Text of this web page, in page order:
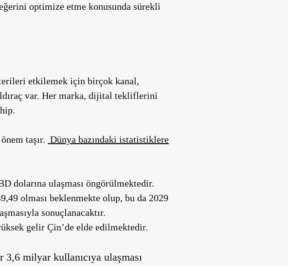
optimize etme konusunda sürekli
etkilemek için birçok kanal,
var. Her marka, dijital tekliflerini
taşır. Dünya bazındaki istatistiklere
dolarına ulaşması öngörülmektedir.
olması beklenmekte olup, bu da 2029
sonuçlanacaktır.
gelir Çin’de elde edilmektedir.
3,6 milyar kullanıcıya ulaşması